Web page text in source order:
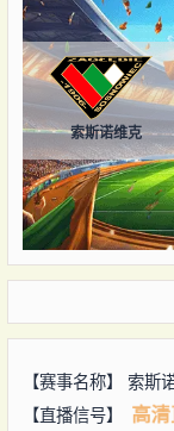
索斯诺维克
【赛事名称】 索斯
【直播信号】
高